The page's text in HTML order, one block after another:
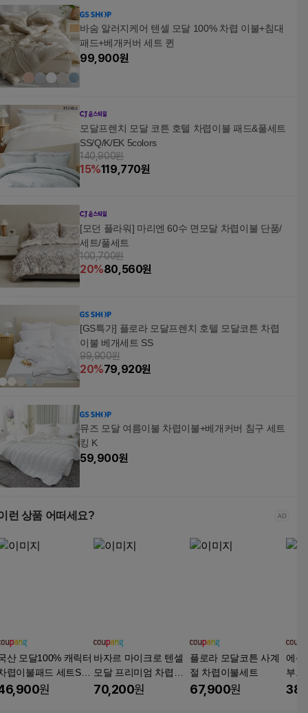
바숨 알러지케어 텐셀 모달 100% 차렵 이불+침대
패드+베개커버 세트 퀸
99,900원
모달프렌치 모달 코튼 호텔 차렵이불 패드&풀세트
SS/Q/K/EK 5colors
140,900원
15%119,770원
[모던 플라워] 마리엔 60수 면모달 차렵이불 단품/
세트/풀세트
100,700원
20%80,560원
[GS특가] 플로라 모달프렌치 호텔 모달코튼 차렵
이불 베개세트 SS
99,900원
20%79,920원
뮤즈 모달 여름이불 차렵이불+베개커버 침구 세트
킹 K
59,900원
런 상품 어떠세요?
산 모달100% 캐릭터
렵이불패드 세트SS
품가능 원
바자르 마이크로 텐셀
모달 프리미엄 차렵이
불 + 베개커버 세트
70,200원
플로라 모달코튼 사계
절 차렵이불세트
67,900원
에센
부드